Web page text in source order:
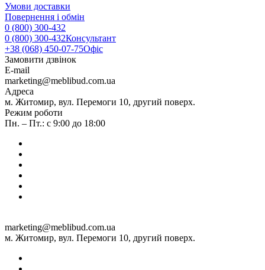
Умови доставки
Повернення і обмін
0 (800) 300-432
0 (800) 300-432Консультант
+38 (068) 450-07-75Офіс
Замовити дзвінок
E-mail
marketing@meblibud.com.ua
Адреса
м. Житомир, вул. Перемоги 10, другий поверх.
Режим роботи
Пн. – Пт.: с 9:00 до 18:00
marketing@meblibud.com.ua
м. Житомир, вул. Перемоги 10, другий поверх.